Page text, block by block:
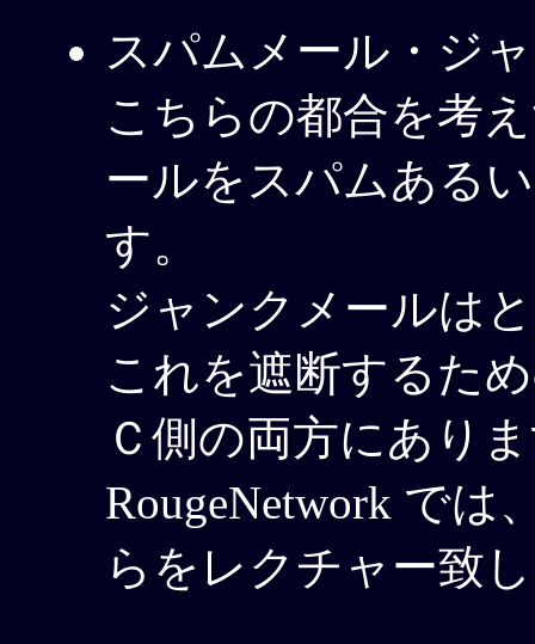
スパムメール・ジ
こちらの都合を考
ールをスパムある
す。
ジャンクメールは
これを遮断するた
Ｃ側の両方にあり
RougeNetwork では
らをレクチャー致